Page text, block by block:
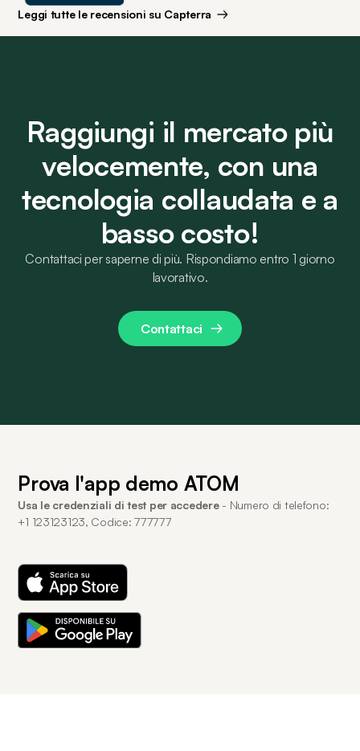
Leggi tutte le recensioni su Capterra
Raggiungi il mercato più
velocemente, con una
tecnologia collaudata e a
basso costo!
Contattaci per saperne di più. Rispondiamo entro 1 giorno
lavorativo.
Contattaci
Prova l'app demo ATOM
Usa le credenziali di test per accedere- Numero di telefono:
+1 123123123, Codice: 777777